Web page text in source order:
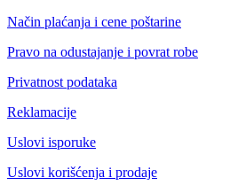
Način plaćanja i cene poštarine
Pravo na odustajanje i povrat robe
Privatnost podataka
Reklamacije
Uslovi isporuke
Uslovi korišćenja i prodaje